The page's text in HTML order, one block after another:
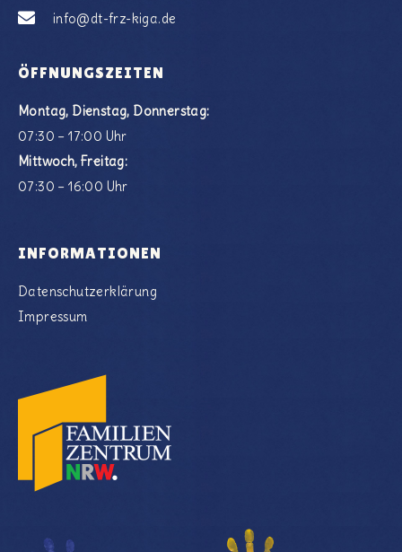
info@dt-frz-kiga.de
ÖFFNUNGSZEITEN
Montag, Dienstag, Donnerstag:
07:30 – 17:00 Uhr
Mittwoch, Freitag:
07:30 – 16:00 Uhr
INFORMATIONEN
Datenschutzerklärung
Impressum